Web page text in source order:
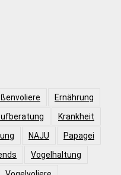
Ernährung
Krankheit
NAJU
Papagei
Vogelhaltung